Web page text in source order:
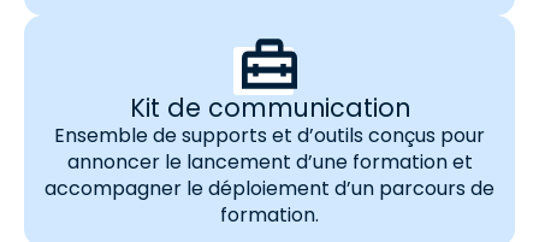
Kit de communication
Ensemble de supports et d’outils conçus pour
annoncer le lancement d’une formation et
accompagner le déploiement d’un parcours de
formation.